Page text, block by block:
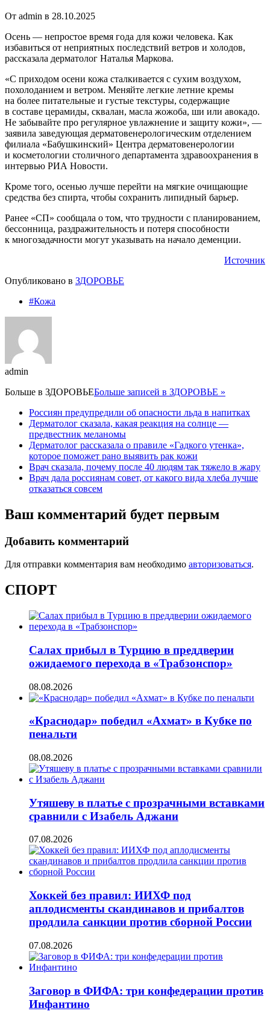
От admin в 28.10.2025
Осень — непростое время года для кожи человека. Как
избавиться от неприятных последствий ветров и холодов,
рассказала дерматолог Наталья Маркова.
«С приходом осени кожа сталкивается с сухим воздухом,
похолоданием и ветром. Меняйте легкие летние кремы
на более питательные и густые текстуры, содержащие
в составе церамиды, сквалан, масла жожоба, ши или авокадо.
Не забывайте про регулярное увлажнение и защиту кожи», —
заявила заведующая дерматовенерологическим отделением
филиала «Бабушкинский» Центра дерматовенерологии
и косметологии столичного департамента здравоохранения в
интервью РИА Новости.
Кроме того, осенью лучше перейти на мягкие очищающие
средства без спирта, чтобы сохранить липидный барьер.
Ранее «СП» сообщала о том, что трудности с планированием,
бессонница, раздражительность и потеря способности
к многозадачности могут указывать на начало деменции.
Источник
Опубликовано в ЗДОРОВЬЕ
#Кожа
admin
Больше в ЗДОРОВЬЕБольше записей в ЗДОРОВЬЕ »
Россиян предупредили об опасности льда в напитках
Дерматолог сказала, какая реакция на солнце —
предвестник меланомы
Дерматолог рассказала о правиле «Гадкого утенка»,
которое поможет рано выявить рак кожи
Врач сказала, почему после 40 людям так тяжело в жару
Врач дала россиянам совет, от какого вида хлеба лучше
отказаться совсем
Ваш комментарий будет первым
Добавить комментарий
Для отправки комментария вам необходимо авторизоваться.
СПОРТ
Салах прибыл в Турцию в преддверии
ожидаемого перехода в «Трабзонспор»
08.08.2026
«Краснодар» победил «Ахмат» в Кубке по
пенальти
08.08.2026
Утяшеву в платье с прозрачными вставками
сравнили с Изабель Аджани
07.08.2026
Хоккей без правил: ИИХФ под
аплодисменты скандинавов и прибалтов
продлила санкции против сборной России
07.08.2026
Заговор в ФИФА: три конфедерации против
Инфантино